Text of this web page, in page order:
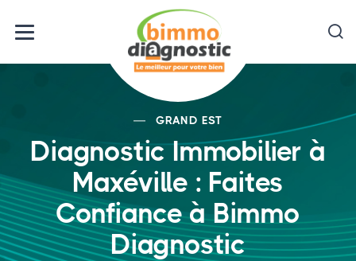
GRAND EST
Diagnostic Immobilier à
Maxéville : Faites
Confiance à Bimmo
Diagnostic